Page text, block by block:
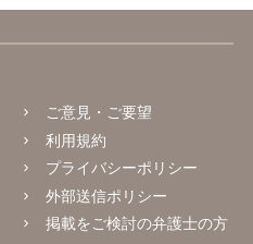
ご意見・ご要望
利用規約
プライバシーポリシー
外部送信ポリシー
掲載をご検討の弁護士の方